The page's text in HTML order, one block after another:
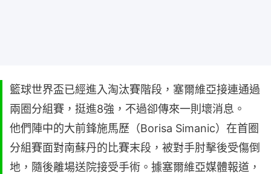
籃球世界盃已經進入淘汰賽階段，塞爾維亞接連通過
兩圈分組賽，挺進8強，不過卻傳來一則壞消息。
他們陣中的大前鋒施馬歷（Borisa Simanic）在首圈
分組賽面對南蘇丹的比賽末段，被對手肘擊後受傷倒
地，隨後離場送院接受手術。據塞爾維亞媒體報道，